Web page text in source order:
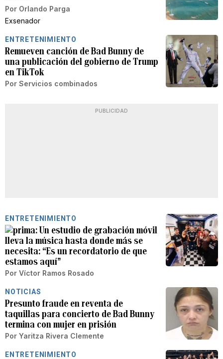
Por Orlando Parga
Exsenador
ENTRETENIMIENTO
Remueven canción de Bad Bunny de
una publicación del gobierno de Trump
en TikTok
Por Servicios combinados
PUBLICIDAD
ENTRETENIMIENTO
Un estudio de grabación móvil
lleva la música hasta donde más se
necesita: “Es un recordatorio de que
estamos aquí”
Por Víctor Ramos Rosado
NOTICIAS
Presunto fraude en reventa de
taquillas para concierto de Bad Bunny
termina con mujer en prisión
Por Yaritza Rivera Clemente
ENTRETENIMIENTO